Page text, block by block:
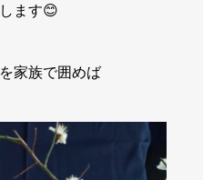
ます😊
家族で囲めば